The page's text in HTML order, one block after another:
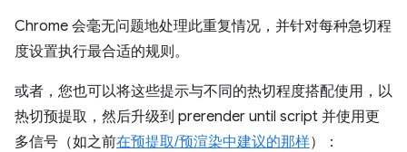
Chrome 会毫无问题地处理此重复情况，并针对每种急切程
度设置执行最合适的规则。
或者，您也可以将这些提示与不同的热切程度搭配使用，以
热切预提取，然后升级到 prerender until script 并使用更
多信号（如之前在预提取/预渲染中建议的那样）：